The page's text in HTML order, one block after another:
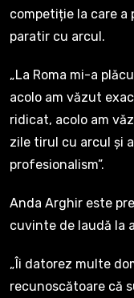
competiție la care
paratir cu arcul.
„La Roma mi-a
acolo am văzut
ridicat, acolo am
zile tirul cu arcul și
profesionalism”.
Anda Arghir este
cuvinte de laudă la
„Îi datorez multe
recunoscătoare că